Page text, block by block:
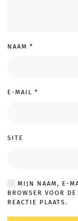
NAAM *
E-MAIL *
SITE
MIJN NAAM, E-
BROWSER VOOR
REACTIE PLAATS.